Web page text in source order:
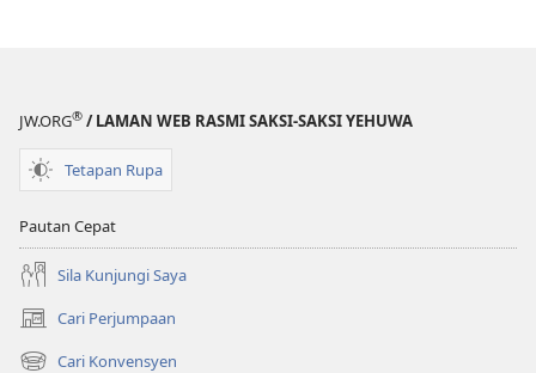
JW.ORG® / LAMAN WEB RASMI SAKSI-SAKSI YEHUWA
Tetapan Rupa
Pautan Cepat
Sila Kunjungi Saya
Cari Perjumpaan
(membuka
tetingkapCari Konvensyen